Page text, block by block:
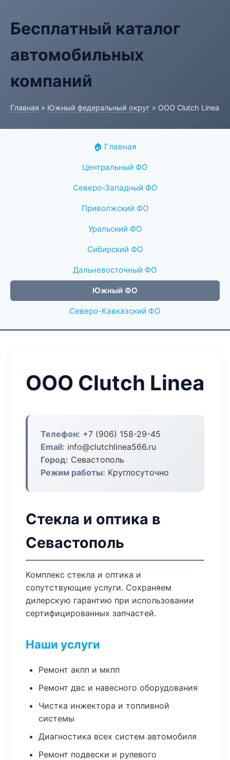
Бесплатный каталог
автомобильных
компаний
Главная » Южный федеральный округ » ООО Clutch Linea
🏠 Главная
Центральный ФО
Северо-Западный ФО
Приволжский ФО
Уральский ФО
Сибирский ФО
Дальневосточный ФО
Южный ФО
Северо-Кавказский ФО
ООО Clutch Linea
Телефон: +7 (906) 158-29-45
Email: info@clutchlinea566.ru
Город: Севастополь
Режим работы: Круглосуточно
Стекла и оптика в
Севастополь
Комплекс стекла и оптика и
сопутствующие услуги. Сохраняем
дилерскую гарантию при использовании
сертифицированных запчастей.
Наши услуги
Ремонт акпп и мкпп
Ремонт двс и навесного оборудования
Чистка инжектора и топливной
системы
Диагностика всех систем автомобиля
Ремонт подвески и рулевого